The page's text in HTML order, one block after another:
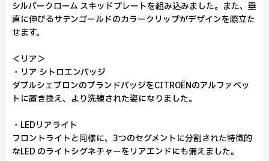
シルバークローム スキッドプレートを組み込みました。また、垂
直に伸びるサテンゴールドのカラークリップがデザインを際立た
せます。
＜リア＞
・リア シトロエンバッジ
ダブルシェブロンのブランドバッジをCITROËNのアルファベッ
トに置き換え、より洗練された姿になりました。
・LEDリアライト
フロントライトと同様に、3つのセグメントに分割された特徴的
なLED のライトシグネチャーをリアエンドにも備えました。